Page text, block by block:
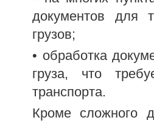
документов для
грузов;
• обработка
груза, что
транспорта.
Кроме сложного